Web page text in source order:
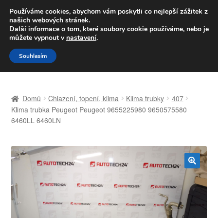
DOPRAVA od 139,-Kč
Volejte po-pá 9-16 704 494 494
Přeskočit
na
navigaci
Přejít
k
obsahu
Celosvětová doprava
Kontakt
Košík
Domů Chlazení, topení, klima Klima trubky
407
Klima trubka Peugeot Peugeot 9655225980 9650575580
6460LL 6460LN
🔍
Používáme cookies, abychom vám poskytli co nejlepší zážitek z
našich webových stránek.
Další informace o tom, které soubory cookie používáme, nebo je
můžete vypnout v nastavení.
Souhlasím